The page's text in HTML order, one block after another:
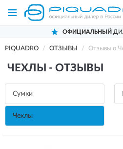
ОФИЦИАЛЬНЫЙ
PIQUADRO ОТЗЫВЫ Отзывы о
ЧЕХЛЫ - ОТЗЫВЫ
Сумки
Чехлы